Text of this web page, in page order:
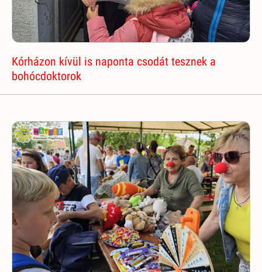
Kórházon kívül is naponta csodát tesznek a
bohócdoktorok